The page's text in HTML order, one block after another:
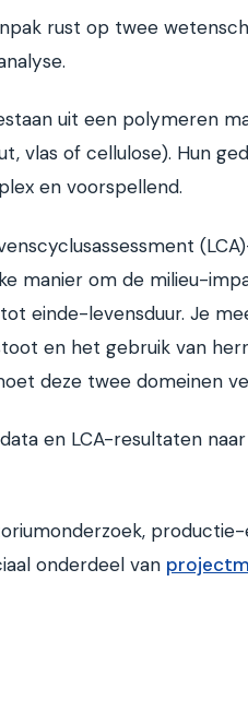
rust op twee
uit een polymeren
vlas of cellulose). Hun
en voorspellend.
manier om de milieu-
einde-levensduur. Je
en het gebruik van
deze twee domeinen
en LCA-resultaten
onderdeel van